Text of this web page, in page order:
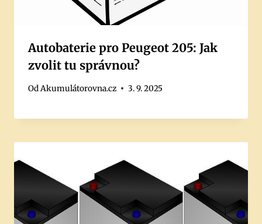
Autobaterie pro Peugeot 205: Jak
zvolit tu správnou?
OdAkumulátorovna.cz 3. 9. 2025